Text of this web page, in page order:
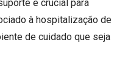
é crucial para
à hospitalização de
de cuidado que seja